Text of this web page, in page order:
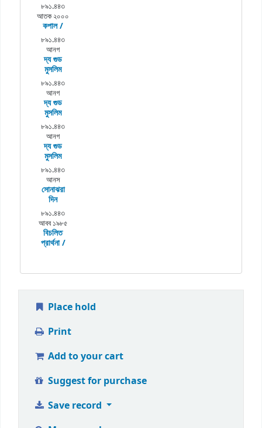
৮৯১.৪৪৩
আতক ২০০০
কপাল /
৮৯১.৪৪৩
আনগ
দ্য গুড
মুসলিম
৮৯১.৪৪৩
আনগ
দ্য গুড
মুসলিম
৮৯১.৪৪৩
আনগ
দ্য গুড
মুসলিম
৮৯১.৪৪৩
আনস
সোনাঝরা
দিন
৮৯১.৪৪৩
আবব ১৯৮৫
বিচলিত
প্রার্থনা /
Place hold
Print
Add to your cart
Suggest for purchase
Save record